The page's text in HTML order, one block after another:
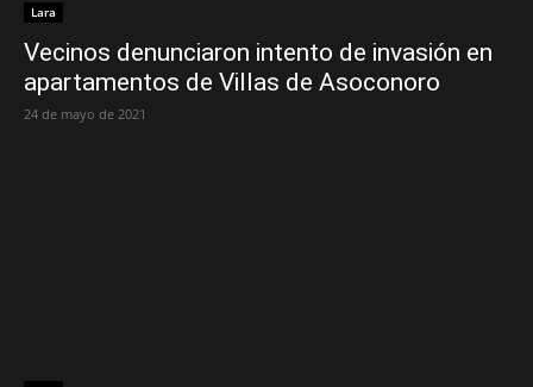
Lara
Vecinos denunciaron intento de invasión en
apartamentos de Villas de Asoconoro
24 de mayo de 2021